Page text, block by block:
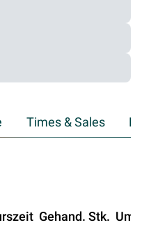
Times & Sales
Gehand. Stk.